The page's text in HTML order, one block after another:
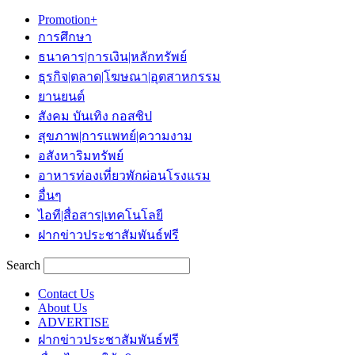
Promotion+
การศึกษา
ธนาคาร|การเงิน|หลักทรัพย์
ธุรกิจ|ตลาด|โฆษณา|อุตสาหกรรม
ยานยนต์
สังคม บันเทิง กอสซิป
สุขภาพ|การแพทย์|ความงาม
อสังหาริมทรัพย์
อาหารท่องเที่ยวพักผ่อนโรงแรม
อื่นๆ
ไอที|สื่อสาร|เทคโนโลยี
ฝากข่าวประชาสัมพันธ์ฟรี
Search
Contact Us
About Us
ADVERTISE
ฝากข่าวประชาสัมพันธ์ฟรี